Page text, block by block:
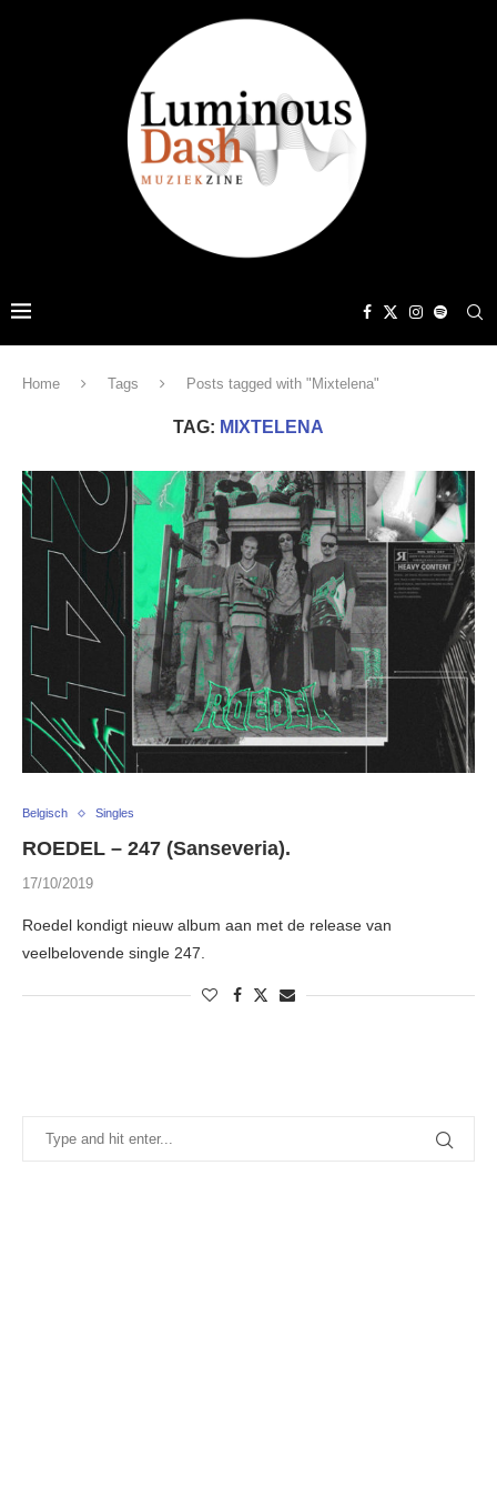
Home Tags Posts tagged with "Mixtelena"
TAG: MIXTELENA
Belgisch Singles
ROEDEL – 247 (Sanseveria).
17/10/2019
Roedel kondigt nieuw album aan met de release van
veelbelovende single 247.